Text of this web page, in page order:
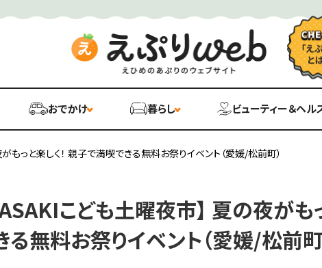
おでかけ 暮らし ビューティー＆ヘル
もっと楽しく！ 親子で満喫できる無料お祭りイベント（愛媛/松前町）
こども土曜夜市】 夏の夜がも
る無料お祭りイベント（愛媛/松前町